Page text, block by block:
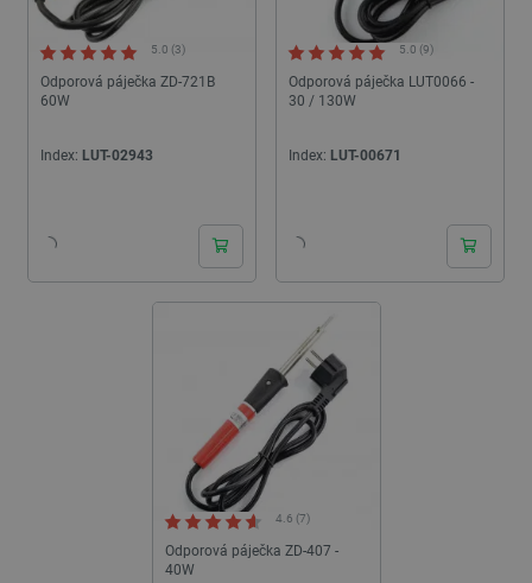
Odporová páječka ZD-721B
60W
5.0 (3)
Index: LUT-02943
Odporová páječka LUT0066 -
30 / 130W
5.0 (9)
Index: LUT-00671
Odporová páječka ZD-407 -
40W
4.6 (7)